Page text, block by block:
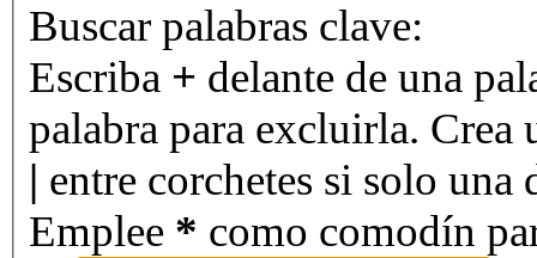
Buscar palabras clave:
Escriba + delante de una
palabra para excluirla. Crea
| entre corchetes si solo una
Emplee * como comodín